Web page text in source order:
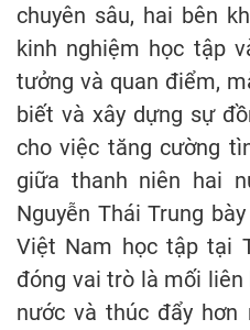
chuyên sâu, hai bên
kinh nghiệm học tập
tưởng và quan điểm,
biết và xây dựng sự
cho việc tăng cường
giữa thanh niên hai
Nguyễn Thái Trung
Việt Nam học tập tại
đóng vai trò là mối
nước và thúc đẩy